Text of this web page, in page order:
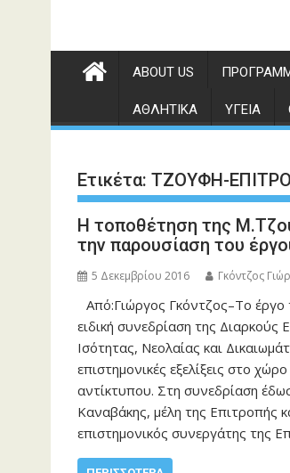
ABOUT US
ΑΘΛΗΤΙΚΆ ΥΓΕΊΑ
Ετικέτα: ΤΖΟΥΦΗ-
Η τοποθέτηση της
την παρουσίαση του
5 Δεκεμβρίου 2016 Γκόντζος
Από:Γιώργος Γκόντζος–Το
ειδική συνεδρίαση της
Ισότητας, Νεολαίας και
επιστημονικές εξελίξεις στο
αντίκτυπου. Στη συνεδρίαση
Καναβάκης, μέλη της Επιτροπής
επιστημονικός συνεργάτης της